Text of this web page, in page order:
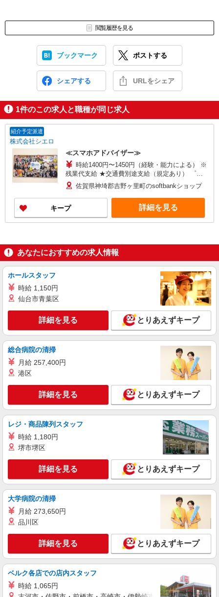
閲覧履歴を見る
ブックマーク ポストする
シェアする URLをシェア
1件のこの求人と職種が同じ求人
紹介予定派遣
株式会社シエロ
≪スマホアドバイザー≫
時給1400円〜1450円（経験・能力による） ※
残業代支給 ★交通費別途支給（規定あり） ゜
+゜・。○。・゜+゜・。○。・゜+゜ 入社祝い金10
万円支給(規定有) お友達を紹介頂くと, インセンテ
ィブ支給(規定有) ★月2回払い・週払い可能（規程
有）★ ゜・。○。・゜+゜・。○。・゜+゜
佐賀県神埼郡吉野ヶ里町のsoftbankショップ
キープ 詳細を見る
あなたにおすすめの求人情報
ホールスタッフ
時給 1,150円
仙台市青葉区
詳細を見る とりあえずキープ
総合病院の清掃
月給 257,400円
港区
詳細を見る とりあえずキープ
レジ・商品陳列スタッフ
時給 1,180円
堺市堺区
詳細を見る とりあえずキープ
大学病院の清掃
月給 273,650円
品川区
詳細を見る とりあえずキープ
ベルク各店での店内スタッフ
時給 1,065円